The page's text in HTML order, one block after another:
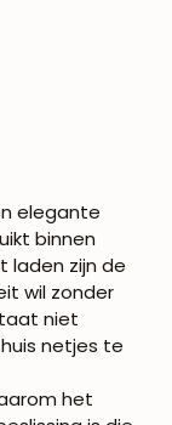
elegante
binnen
laden zijn de
wil zonder
niet
netjes te
het
je eerste